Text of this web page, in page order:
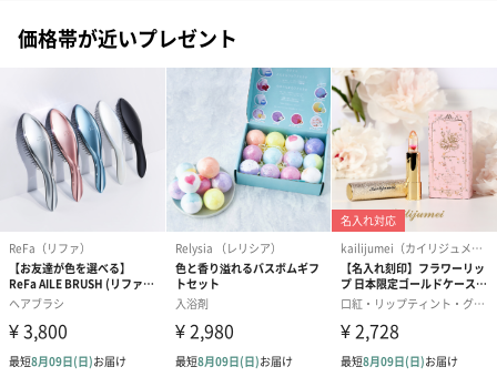
アールグレイ（HAPPY
BIRTHDAY TO YOU）
（660円）
アールグレイティー
（660円）
フルーツティ
円）
スイーツ
スイーツを同梱してお届けいたします。ギフトへの＋αにおすすめ
価格帯が近いプレゼント